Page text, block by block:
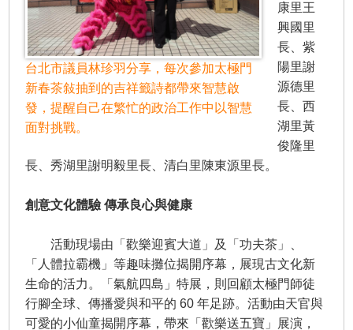
台北市議員林珍羽分享，每次參加太極門
新春茶敍抽到的吉祥籤詩都帶來智慧啟
發，提醒自己在繁忙的政治工作中以智慧
面對挑戰。
康里王
興國里
長、紫
陽里謝
源德里
長、西
湖里黃
俊隆里
長、秀湖里謝明毅里長、清白里陳東源里長。
創意文化體驗 傳承良心與健康
活動現場由「歡樂迎賓大道」及「功夫茶」、
「人體拉霸機」等趣味攤位揭開序幕，展現古文化新
生命的活力。「氣航四島」特展，則回顧太極門師徒
行腳全球、傳播愛與和平的 60 年足跡。活動由天官與
可愛的小仙童揭開序幕，帶來「歡樂送五寶」展演，